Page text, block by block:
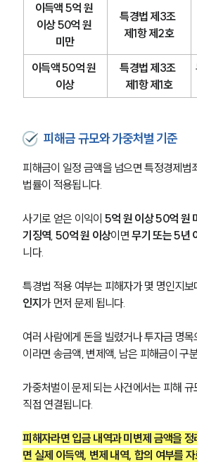
그룹소개
오시는 길
고객의 소리
업무사례
사례분석/최신
형사 법률정보
이득액 5억 원
이상 50억 원
미만
특경법 제3조
제1항 제2호
이득액 50억 원
이상
특경법 제3조
제1항 제1호
피해금 규모와 가중처벌 기준
피해금이 일정 금액을 넘으면 특정경제범
법률이 적용됩니다.
사기로 얻은 이익이 5억 원 이상 50억 원
기징역, 50억 원 이상이면 무기 또는 5년
니다.
특경법 적용 여부는 피해자가 몇 명인지보
인지가 먼저 문제 됩니다.
여러 사람에게 돈을 빌렸거나 투자금 명
이라면 송금액, 변제액, 남은 피해금이 구
가중처벌이 문제 되는 사건에서는 피해
직접 연결됩니다.
피해자라면 입금 내역과 미변제 금액을
면 실제 이득액, 변제 내역, 합의 여부를